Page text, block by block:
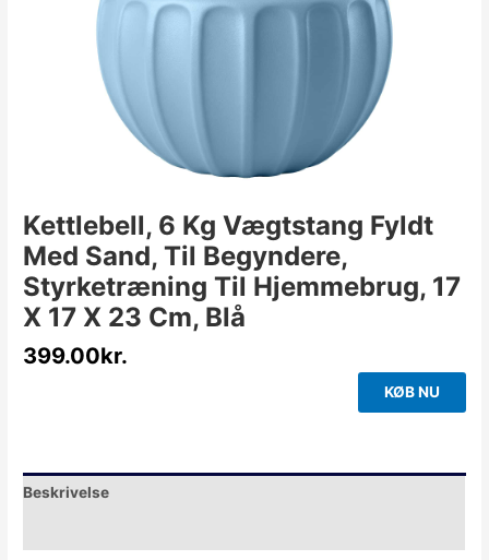
Kettlebell, 6 Kg Vægtstang Fyldt
Med Sand, Til Begyndere,
Styrketræning Til Hjemmebrug, 17
X 17 X 23 Cm, Blå
399.00kr.
KØB NU
Beskrivelse